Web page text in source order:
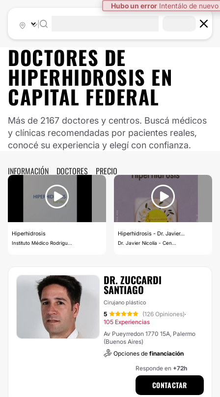
DOCTORES DE
HIPERHIDROSIS EN
CAPITAL FEDERAL
Más de 2167 doctores y centros. Buscá médicos
y clínicas recomendadas por pacientes reales,
conocé su experiencia y elegí con confianza.
INFORMACIÓN DOCTORES PRECIO
Hiperhidrosis
Instituto Médico Rodrigu...
Hiperhidrosis - Dr. Javier...
Dr. Javier Nicolía - Cen...
DR. ZUCCARDI
SANTIAGO
Cirujano plástico
5 (126 Opiniones)·
105 Experiencias
Av Pueyrredon 1770 15A, Palermo
(Buenos Aires)
Opciones de financiación
Responde en +72h
CONTACTAR